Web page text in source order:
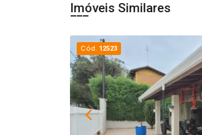
Imóveis Similares
Cód. 12523